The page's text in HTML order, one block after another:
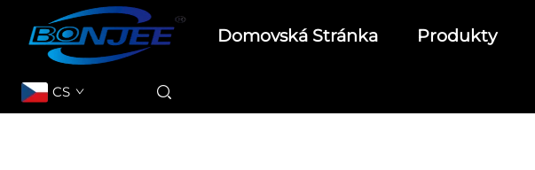
Domovská Stránka Produkty
CS